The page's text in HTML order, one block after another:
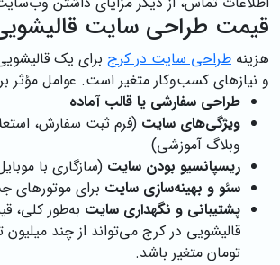
قیمت طراحی سایت
هزینه طراحی سایت در کرج برای یک
و نیازهای کسب‌وکار متغیر است. عوامل مؤثر بر
طراحی سفارشی یا قالب آماده
ویژگی‌های سایت (فرم ثبت سفارش،
وبلاگ آموزشی)
ریسپانسیو بودن سایت (سازگاری با
سئو و بهینه‌سازی سایت برای موتورهای
پشتیبانی و نگهداری سایت به‌طور کلی،
قالیشویی در کرج می‌تواند از چند میلیون
تومان متغیر باشد.